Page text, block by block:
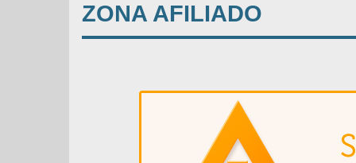
Jornadas
Educativas
Homologados
ZONA AFILIADO